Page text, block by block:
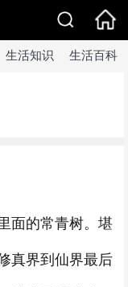
生活知识 生活百科
面的常青树。堪
真界到仙界最后